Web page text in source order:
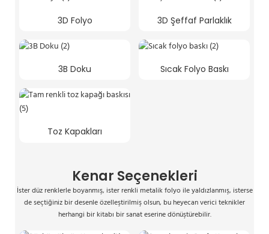
3D Folyo 3D Şeffaf Parlaklık
3B Doku Sıcak Folyo Baskı
Toz Kapakları
Kenar Seçenekleri
İster düz renklerle boyanmış, ister renkli metalik folyo ile yaldızlanmış, isterse
de seçtiğiniz bir desenle özelleştirilmiş olsun, bu heyecan verici teknikler
herhangi bir kitabı bir sanat eserine dönüştürebilir.